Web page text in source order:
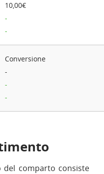
10,00€
-
-
Conversione
-
-
-
del comparto consiste